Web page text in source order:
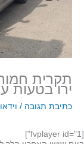
תקרית
ירו בטעות
כתיבת תגובה / וידאו
[fvplayer id="1"]